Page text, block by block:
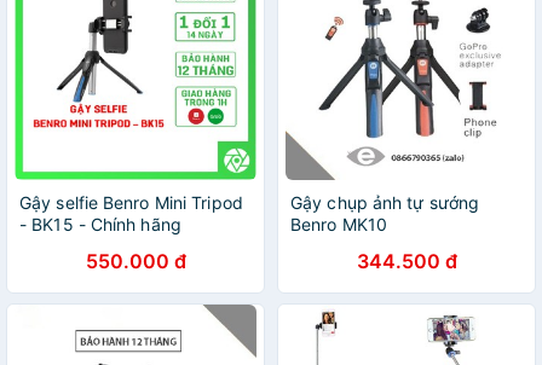
Gậy selfie Benro Mini Tripod
- BK15 - Chính hãng
550.000 đ
Gậy chụp ảnh tự sướng
Benro MK10
344.500 đ